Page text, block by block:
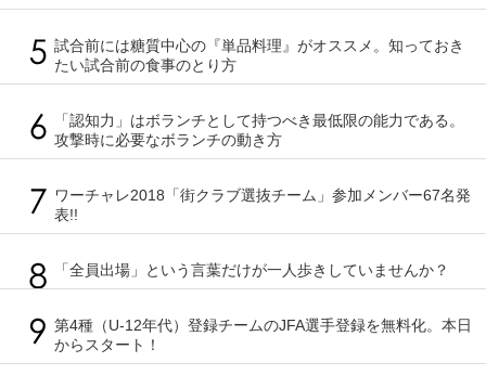
試合前には糖質中心の『単品料理』がオススメ。知っておき
たい試合前の食事のとり方
「認知力」はボランチとして持つべき最低限の能力である。
攻撃時に必要なボランチの動き方
ワーチャレ2018「街クラブ選抜チーム」参加メンバー67名発
表!!
「全員出場」という言葉だけが一人歩きしていませんか？
第4種（U-12年代）登録チームのJFA選手登録を無料化。本日
からスタート！